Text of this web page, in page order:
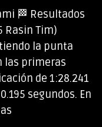
🏁 Resultados
Rasin Tim)
la punta
las primeras
de 1:28.241
segundos. En